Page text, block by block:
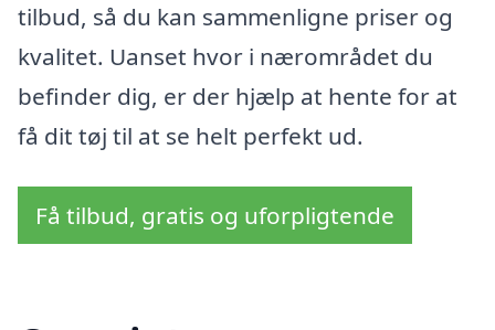
tilbud, så du kan sammenligne priser og
kvalitet. Uanset hvor i nærområdet du
befinder dig, er der hjælp at hente for at
få dit tøj til at se helt perfekt ud.
Få tilbud, gratis og uforpligtende